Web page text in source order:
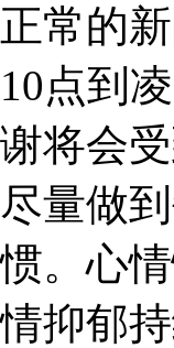
正常的
10点到
谢将会
尽量做
惯。心
情抑郁